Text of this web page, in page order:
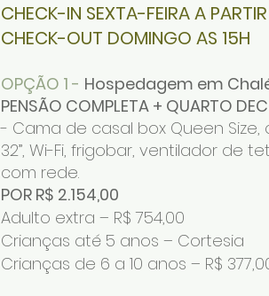
CHECK-IN SEXTA-FEIRA A
CHECK-OUT DOMINGO AS 15H
OPÇÃO 1 - Hospedagem em
PENSÃO COMPLETA + QUARTO
- Cama de casal box Queen
32”, Wi-Fi, frigobar, ventilador de
com rede.
POR R$ 2.154,00
Adulto extra – R$ 754,00
Crianças até 5 anos – Cortesia
Crianças de 6 a 10 anos – R$